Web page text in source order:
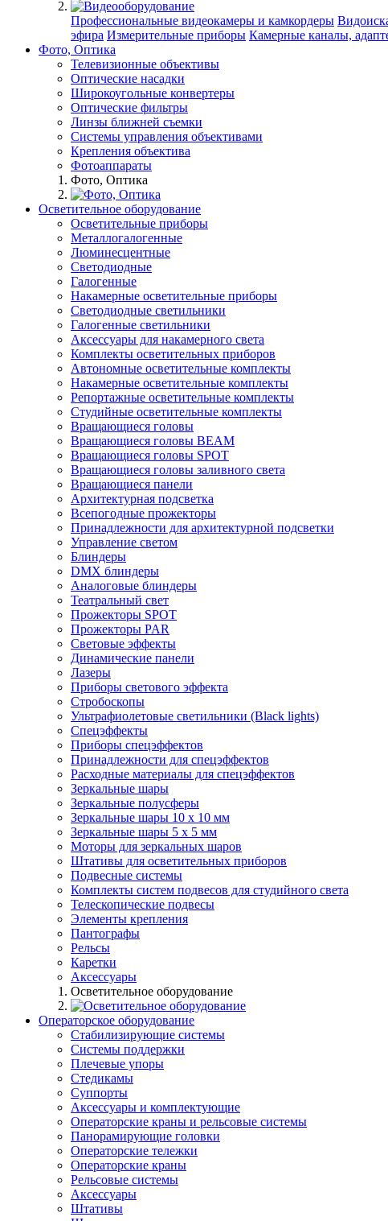
Профессиональные видеокамеры и камкордеры
эфира Измерительные приборы Камерные каналы,
Фото, Оптика
Телевизионные объективы
Оптические насадки
Широкоугольные конвертеры
Оптические фильтры
Линзы ближней съемки
Системы управления объективами
Крепления объектива
Фотоаппараты
Фото, Оптика
Осветительное оборудование
Осветительные приборы
Металлогалогенные
Люминесцентные
Светодиодные
Галогенные
Накамерные осветительные приборы
Светодиодные светильники
Галогенные светильники
Аксессуары для накамерного света
Комплекты осветительных приборов
Автономные осветительные комплекты
Накамерные осветительные комплекты
Репортажные осветительные комплекты
Студийные осветительные комплекты
Вращающиеся головы
Вращающиеся головы BEAM
Вращающиеся головы SPOT
Вращающиеся головы заливного света
Вращающиеся панели
Архитектурная подсветка
Всепогодные прожекторы
Принадлежности для архитектурной подсветки
Управление светом
Блиндеры
DMX блиндеры
Аналоговые блиндеры
Театральный свет
Прожекторы SPOT
Прожекторы PAR
Световые эффекты
Динамические панели
Лазеры
Приборы светового эффекта
Стробоскопы
Ультрафиолетовые светильники (Black lights)
Спецэффекты
Приборы спецэффектов
Принадлежности для спецэффектов
Расходные материалы для спецэффектов
Зеркальные шары
Зеркальные полусферы
Зеркальные шары 10 х 10 мм
Зеркальные шары 5 х 5 мм
Моторы для зеркальных шаров
Штативы для осветительных приборов
Подвесные системы
Комплекты систем подвесов для студийного света
Телескопические подвесы
Элементы крепления
Пантографы
Рельсы
Каретки
Аксессуары
Осветительное оборудование
Операторское оборудование
Стабилизирующие системы
Системы поддержки
Плечевые упоры
Стедикамы
Суппорты
Аксессуары и комплектующие
Операторские краны и рельсовые системы
Панорамирующие головки
Операторские тележки
Операторские краны
Рельсовые системы
Аксессуары
Штативы